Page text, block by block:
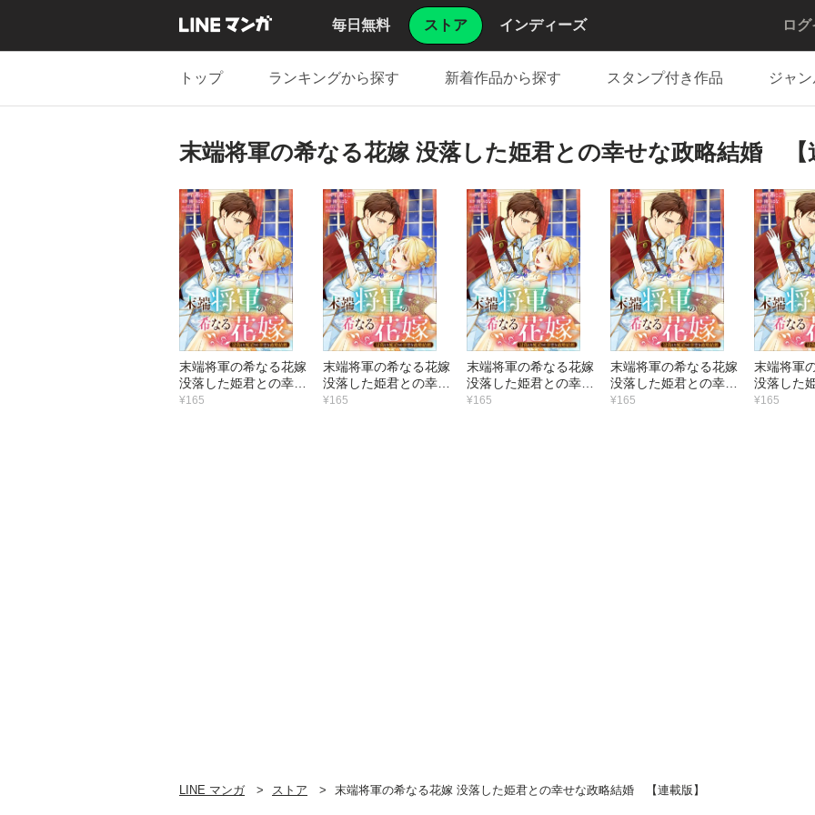
毎日無料 ストア インディーズ ロ
トップ ランキングから探す 新着作品から探す スタンプ付き作品 ジャ
末端将軍の希なる花嫁 没落した姫君との幸せな政略結婚 【
末端将軍の希なる花嫁
没落した姫君との幸せ
な政略結婚 【連載
¥165
末端将軍の希なる花嫁
没落した姫君との幸せ
な政略結婚 【連載
¥165
末端将軍の希なる花嫁
没落した姫君との幸せ
な政略結婚 【連載
¥165
末端将軍の希なる花嫁
没落した姫君との幸せ
な政略結婚 【連載
¥165
末端将軍
没落した
な政略結
¥165
LINE マンガ ストア 末端将軍の希なる花嫁 没落した姫君との幸せな政略結婚 【連載版】